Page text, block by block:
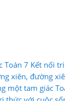
Toán 7 Kết nối
xiên, đường
một tam giác